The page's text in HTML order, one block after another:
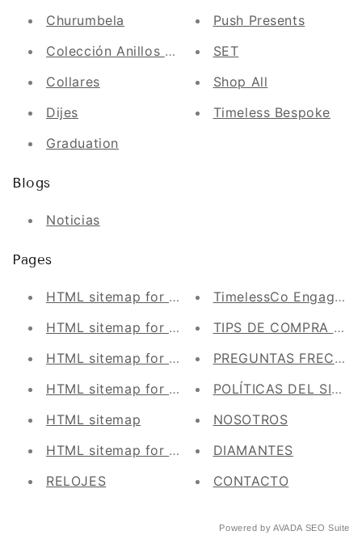
Churumbela
Colección Anillos 2022
Collares
Dijes
Graduation
Push Presents
SET
Shop All
Timeless Bespoke
Blogs
Noticias
Pages
HTML sitemap for pages
HTML sitemap for products
HTML sitemap for blogs
HTML sitemap for articles
HTML sitemap
HTML sitemap for collections
RELOJES
TimelessCo
TIPS DE COMPRA DE
PREGUNTAS
POLÍTICAS DEL SITIO
NOSOTROS
DIAMANTES
CONTACTO
Powered by AVADA SEO Suite